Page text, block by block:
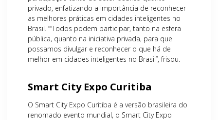
privado, enfatizando a importância de reconhecer
as melhores práticas em cidades inteligentes no
Brasil. ““Todos podem participar, tanto na esfera
pública, quanto na iniciativa privada, para que
possamos divulgar e reconhecer o que há de
melhor em cidades inteligentes no Brasil”, frisou.
Smart City Expo Curitiba
O Smart City Expo Curitiba é a versão brasileira do
renomado evento mundial, o Smart City Expo